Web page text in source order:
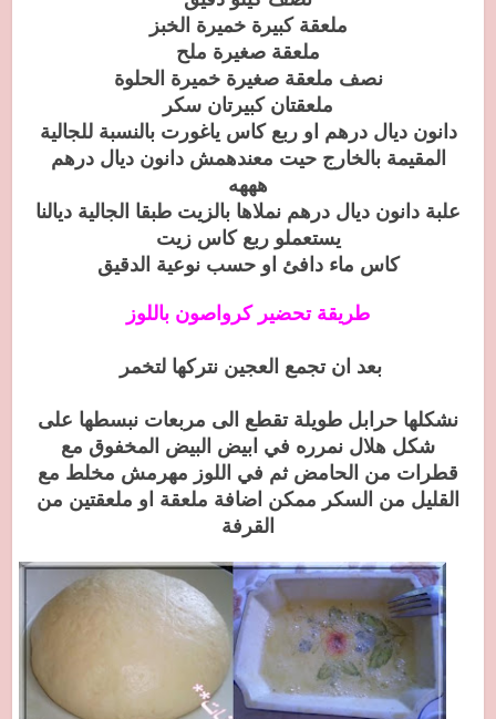
ملعقة كبيرة خميرة الخبز
ملعقة صغيرة ملح
نصف ملعقة صغيرة خميرة الحلوة
ملعقتان كبيرتان سكر
دانون ديال درهم او ربع كاس ياغورت بالنسبة للجالية
المقيمة بالخارج حيت معندهمش دانون ديال درهم
هههه
علبة دانون ديال درهم نملاها بالزيت طبقا الجالية ديالنا
يستعملو ربع كاس زيت
كاس ماء دافئ او حسب نوعية الدقيق
طريقة تحضير كرواصون باللوز
بعد ان تجمع العجين نتركها لتخمر
نشكلها حرابل طويلة تقطع الى مربعات نبسطها على
شكل هلال نمرره في ابيض البيض المخفوق مع
قطرات من الحامض ثم في اللوز مهرمش مخلط مع
القليل من السكر ممكن اضافة ملعقة او ملعقتين من
القرفة